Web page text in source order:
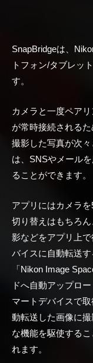
SnapBridgeは、
トフォン/タブレッ
す。
カメラと一度ペア
が常時接続される
撮影した写真が次
は、SNSやメール
ることができます。
アプリにはカメラ
切り替えはもちろ
影などをアプリ上
バイスに自動転送
「Nikon Image
ドへ自動アップロ
マートデバイスで
動転送した画像に
な機能を駆使する
れます。